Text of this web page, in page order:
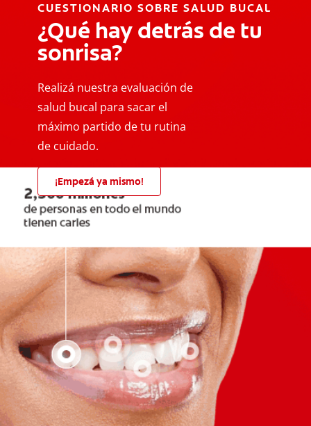
CUESTIONARIO SOBRE SALUD BUCAL
¿Qué hay detrás de tu
sonrisa?
Realizá nuestra evaluación de
salud bucal para sacar el
máximo partido de tu rutina
de cuidado.
¡Empezá ya mismo!